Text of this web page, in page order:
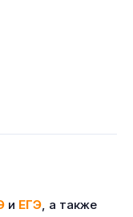
и ЕГЭ, а также